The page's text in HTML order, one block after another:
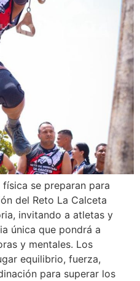
se preparan para
del Reto La Calceta
invitando a atletas y
única que pondrá a
y mentales. Los
equilibrio, fuerza,
para superar los